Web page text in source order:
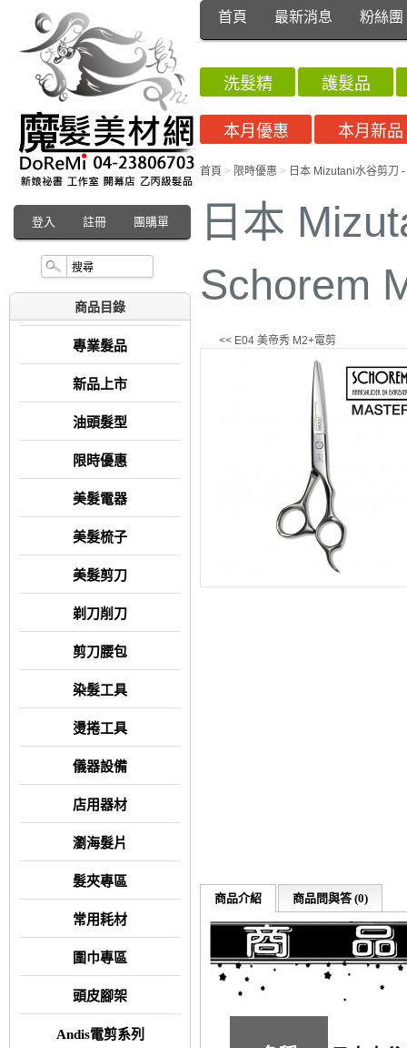
登入 註冊 團購單
首頁 最新消息 粉絲團
商品目錄
專業髮品
新品上市
油頭髮型
限時優惠
美髮電器
美髮梳子
美髮剪刀
剃刀削刀
剪刀腰包
染髮工具
燙捲工具
儀器設備
店用器材
瀏海髮片
髮夾專區
常用耗材
圍巾專區
頭皮腳架
Andis電剪系列
洗髮精
護髮品
本月優惠
本月新品
首頁 > 限時優惠 > 日本 Mizutani水谷剪刀
日本
Schorem
<< E04 美帝秀 M2+電剪
商品介紹 商品問與答 (0)